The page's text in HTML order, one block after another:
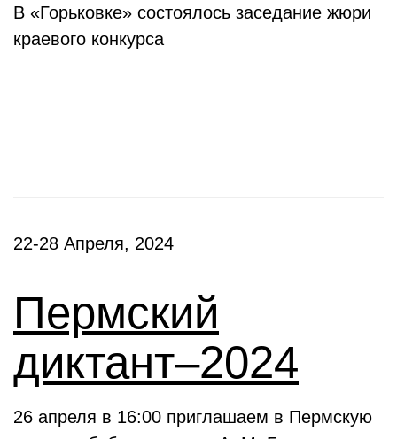
В «Горьковке» состоялось заседание жюри
краевого конкурса
22-28 Апреля, 2024
Пермский
диктант–2024
26 апреля в 16:00 приглашаем в Пермскую